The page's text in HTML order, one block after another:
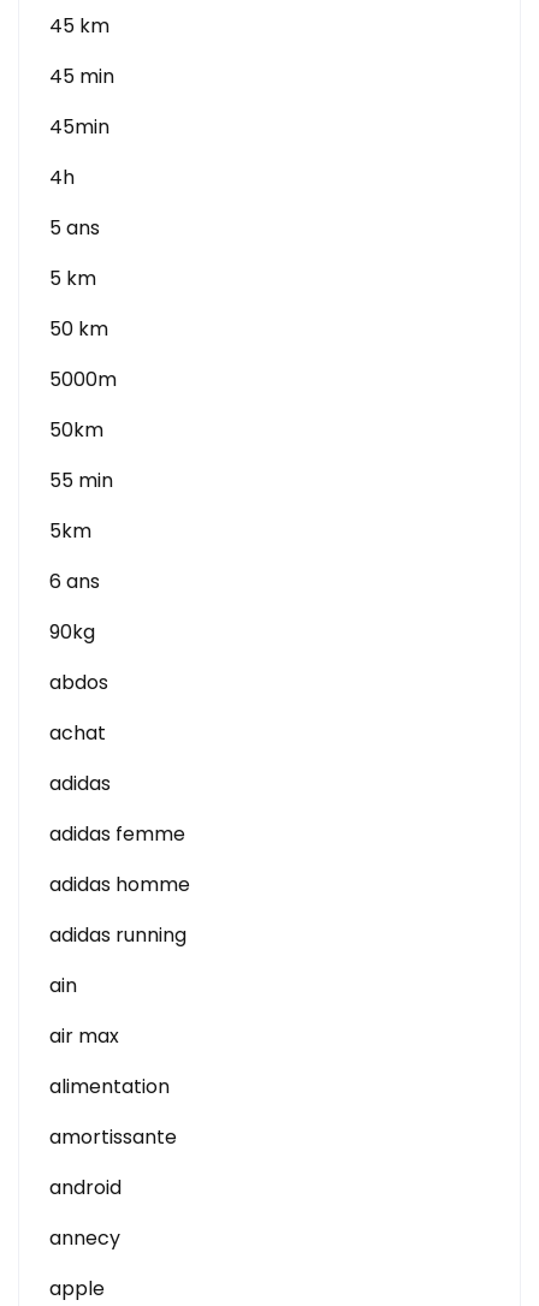
45 km
45 min
45min
4h
5 ans
5 km
50 km
5000m
50km
55 min
5km
6 ans
90kg
abdos
achat
adidas
adidas femme
adidas homme
adidas running
ain
air max
alimentation
amortissante
android
annecy
apple